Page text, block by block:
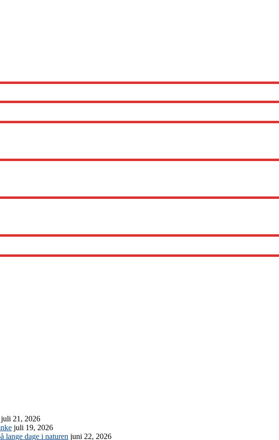
juli 21, 2026
juli 19, 2026
lange dage i naturen juni 22, 2026